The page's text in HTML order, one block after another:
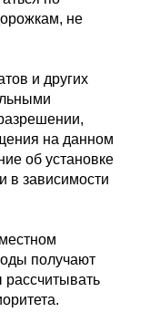
не
и других
на данном
об установке
в зависимости
получают